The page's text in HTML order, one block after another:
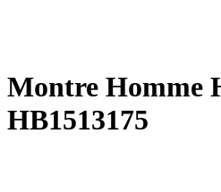
Montre Homme
HB1513175